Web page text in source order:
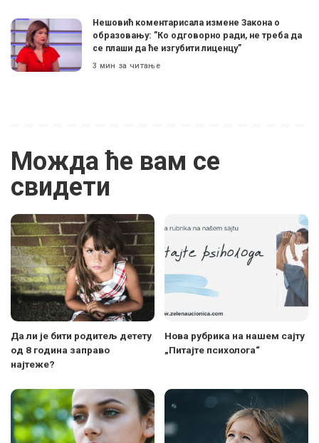
Нешовић коментарисала измене Закона о
образовању: ”Ко одговорно ради, не треба да
се плаши да ће изгубити лиценцу”
3 мин за читање
Можда ће вам се
свидети
Да ли је бити родитељ детету
од 8 година заправо
најтеже?
Нова рубрика на нашем сајту
„Питајте психолога“